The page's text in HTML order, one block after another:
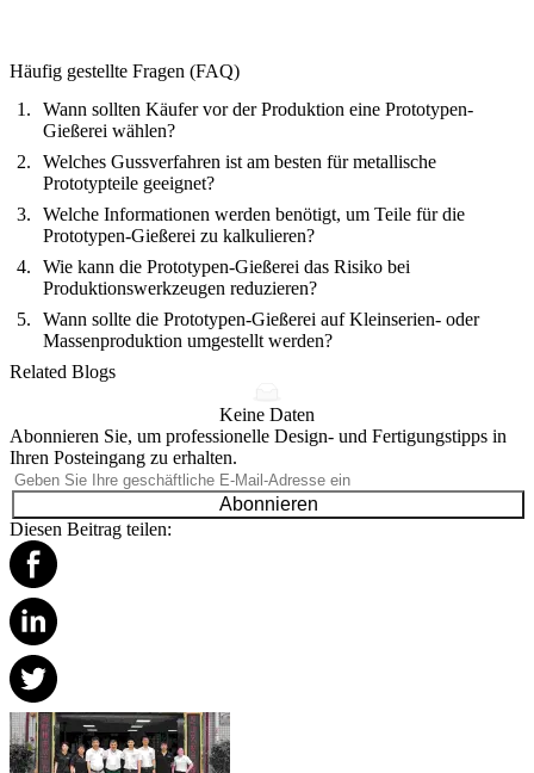
Häufig gestellte Fragen (FAQ)
Wann sollten Käufer vor der Produktion eine Prototypen-
Gießerei wählen?
Welches Gussverfahren ist am besten für metallische
Prototypteile geeignet?
Welche Informationen werden benötigt, um Teile für die
Prototypen-Gießerei zu kalkulieren?
Wie kann die Prototypen-Gießerei das Risiko bei
Produktionswerkzeugen reduzieren?
Wann sollte die Prototypen-Gießerei auf Kleinserien- oder
Massenproduktion umgestellt werden?
Related Blogs
Keine Daten
Abonnieren Sie, um professionelle Design- und Fertigungstipps in
Ihren Posteingang zu erhalten.
Abonnieren
Diesen Beitrag teilen: